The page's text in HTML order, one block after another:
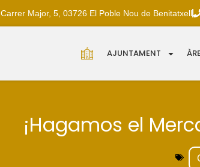
Carrer Major, 5, 03726 El Poble Nou de Benitatxell
AJUNTAMENT
¡Hagamos el